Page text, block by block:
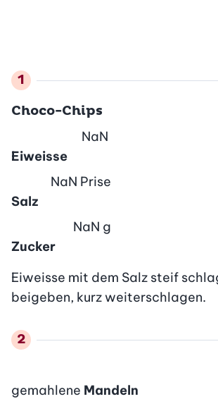
Choco-Chips
Eiweisse
NaN
Salz
NaN Prise
Zucker
NaN g
Eiweisse mit dem Salz steif
beigeben, kurz weiterschlagen.
gemahlene Mandeln